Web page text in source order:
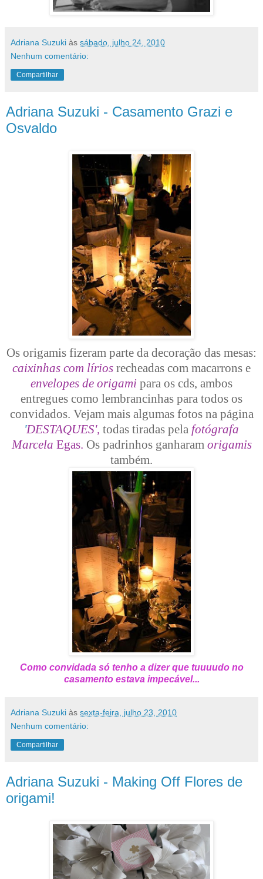
Adriana Suzuki às sábado, julho 24, 2010
Nenhum comentário:
Compartilhar
Adriana Suzuki - Casamento Grazi e
Osvaldo
Os origamis fizeram parte da decoração das mesas:
caixinhas com lírios recheadas com macarrons e
envelopes de origami para os cds, ambos
entregues como lembrancinhas para todos os
convidados. Vejam mais algumas fotos na página
'DESTAQUES', todas tiradas pela fotógrafa
Marcela Egas. Os padrinhos ganharam origamis
também.
Como convidada só tenho a dizer que tuuuudo no
casamento estava impecável...
Adriana Suzuki às sexta-feira, julho 23, 2010
Nenhum comentário:
Compartilhar
Adriana Suzuki - Making Off Flores de
origami!